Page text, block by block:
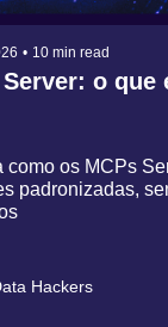
• 10 min read
Server: o que
como os MCPs
padronizadas,
Hackers